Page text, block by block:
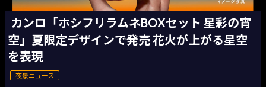
カンロ「ホシフリラムネBOXセット 星彩の宵
空」夏限定デザインで発売 花火が上がる星空
を表現
夜景ニュース